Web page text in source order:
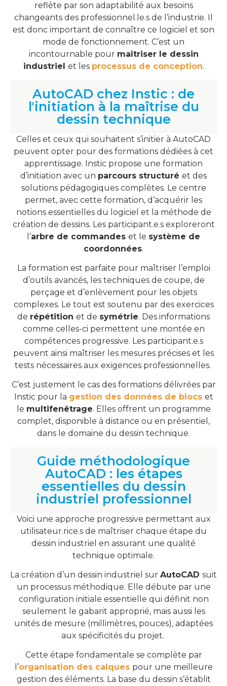
reflète par son adaptabilité aux besoins
changeants des professionnel.le.s de l’industrie. Il
est donc important de connaître ce logiciel et son
mode de fonctionnement. C’est un
incontournable pour maîtriser le dessin
industriel et les processus de conception.
AutoCAD chez Instic : de
l'initiation à la maîtrise du
dessin technique
Celles et ceux qui souhaitent s’initier à AutoCAD
peuvent opter pour des formations dédiées à cet
apprentissage. Instic propose une formation
d’initiation avec un parcours structuré et des
solutions pédagogiques complètes. Le centre
permet, avec cette formation, d’acquérir les
notions essentielles du logiciel et la méthode de
création de dessins. Les participant.e.s exploreront
l’arbre de commandes et le système de
coordonnées.
La formation est parfaite pour maîtriser l’emploi
d’outils avancés, les techniques de coupe, de
perçage et d’enlèvement pour les objets
complexes. Le tout est soutenu par des exercices
de répétition et de symétrie. Des informations
comme celles-ci permettent une montée en
compétences progressive. Les participant.e.s
peuvent ainsi maîtriser les mesures précises et les
tests nécessaires aux exigences professionnelles.
C’est justement le cas des formations délivrées par
Instic pour la gestion des données de blocs et
le multifenêtrage. Elles offrent un programme
complet, disponible à distance ou en présentiel,
dans le domaine du dessin technique.
Guide méthodologique
AutoCAD : les étapes
essentielles du dessin
industriel professionnel
Voici une approche progressive permettant aux
utilisateur.rice.s de maîtriser chaque étape du
dessin industriel en assurant une qualité
technique optimale.
La création d’un dessin industriel sur AutoCAD suit
un processus méthodique. Elle débute par une
configuration initiale essentielle qui définit non
seulement le gabarit approprié, mais aussi les
unités de mesure (millimètres, pouces), adaptées
aux spécificités du projet.
Cette étape fondamentale se complète par
l’organisation des calques pour une meilleure
gestion des éléments. La base du dessin s’établit